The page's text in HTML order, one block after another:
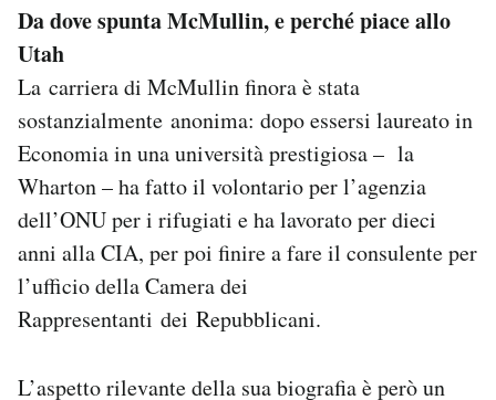
Da dove spunta McMullin, e perché piace allo
Utah
La carriera di McMullin finora è stata
sostanzialmente anonima: dopo essersi laureato in
Economia in una università prestigiosa – la
Wharton – ha fatto il volontario per l’agenzia
dell’ONU per i rifugiati e ha lavorato per dieci
anni alla CIA, per poi finire a fare il consulente per
l’ufficio della Camera dei
Rappresentanti dei Repubblicani.
L’aspetto rilevante della sua biografia è però un